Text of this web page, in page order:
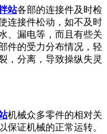
站各部的连接件及时检
连接件松动，如不及时
、漏电等，而且有些关
件的受力分布情况，轻
，分离，导致操纵失灵
机械众多零件的相对关
保证机械的正常运转。